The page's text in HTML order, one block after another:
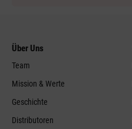
Über Uns
Team
Mission & Werte
Geschichte
Distributoren